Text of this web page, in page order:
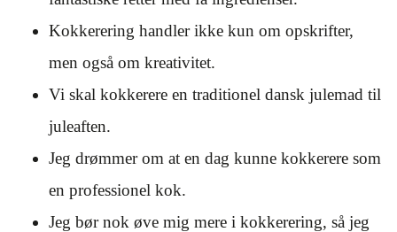
Kokkerering handler ikke kun om opskrifter,
men også om kreativitet.
Vi skal kokkerere en traditionel dansk julemad til
juleaften.
Jeg drømmer om at en dag kunne kokkerere som
en professionel kok.
Jeg bør nok øve mig mere i kokkerering, så jeg